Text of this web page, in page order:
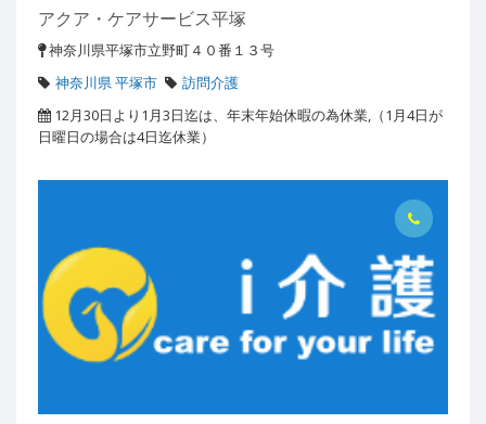
アクア・ケアサービス平塚
神奈川県平塚市立野町４０番１３号
神奈川県 平塚市
訪問介護
12月30日より1月3日迄は、年末年始休暇の為休業,（1月4日が
日曜日の場合は4日迄休業）